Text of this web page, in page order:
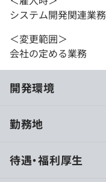
システム開発関連業務
＜変更範囲＞
会社の定める業務
開発環境
配属先によって、ほ
勤務地
待遇・福利厚生